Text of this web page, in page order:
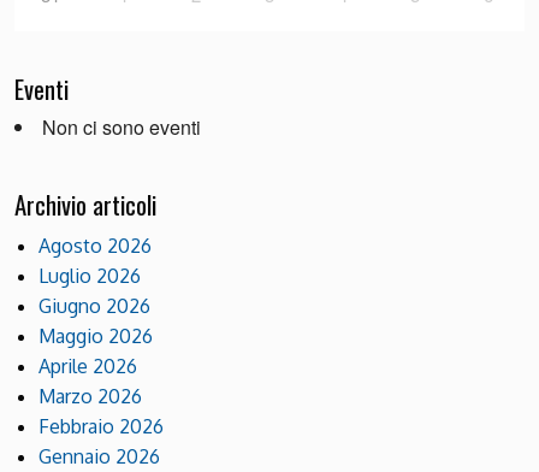
Eventi
Non ci sono eventi
Archivio articoli
Agosto 2026
Luglio 2026
Giugno 2026
Maggio 2026
Aprile 2026
Marzo 2026
Febbraio 2026
Gennaio 2026